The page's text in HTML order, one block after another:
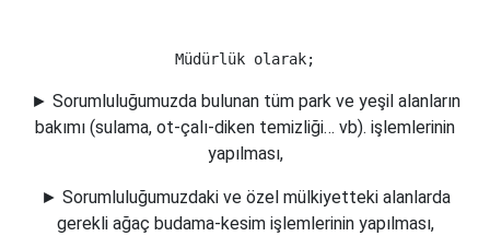
► Sorumluluğumuzda bulunan tüm park ve yeşil alanların
bakımı (sulama, ot-çalı-diken temizliği… vb). işlemlerinin
yapılması,
► Sorumluluğumuzdaki ve özel mülkiyetteki alanlarda
gerekli ağaç budama-kesim işlemlerinin yapılması,